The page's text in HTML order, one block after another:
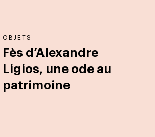
OBJETS
Fès d’Alexandre
Ligios, une ode au
patrimoine